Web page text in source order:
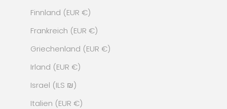
Finnland (EUR €)
Frankreich (EUR €)
Griechenland (EUR €)
Irland (EUR €)
Israel (ILS ₪)
Italien (EUR €)